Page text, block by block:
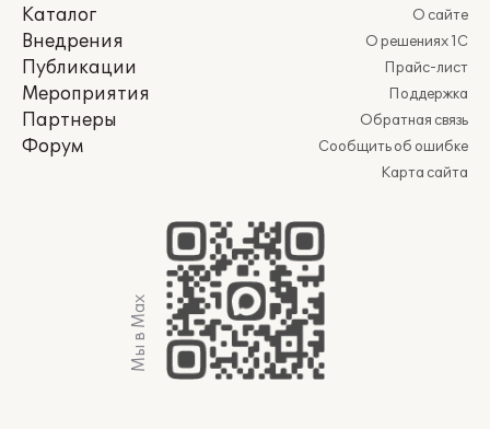
Каталог
Внедрения
Публикации
Мероприятия
Партнеры
Форум
О сайте
О решениях 1С
Прайс-лист
Поддержка
Обратная связь
Сообщить об ошибке
Карта сайта
Мы в Max